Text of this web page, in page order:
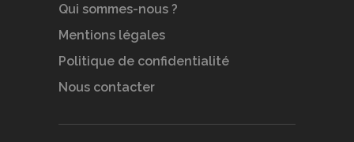
Qui sommes-nous ?
Mentions légales
Politique de confidentialité
Nous contacter